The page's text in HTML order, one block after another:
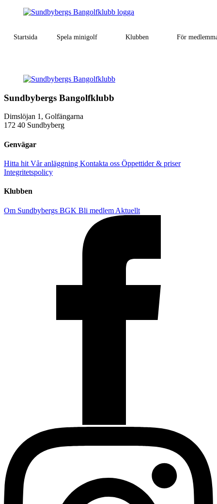
Startsida Spela minigolf Klubben För
Sundbybergs Bangolfklubb
Dimslöjan 1, Golfängarna
172 40 Sundbyberg
Genvägar
Hitta hit Vår anläggning Kontakta oss Öppettider & priser
Integritetspolicy
Klubben
Om Sundbybergs BGK Bli medlem Aktuellt